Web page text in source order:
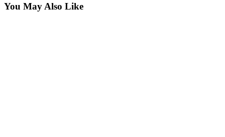
You May Also Like